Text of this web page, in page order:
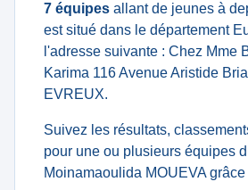
7 équipes allant de jeunes à
est situé dans le département
l'adresse suivante : Chez Mme
Karima 116 Avenue Aristide
EVREUX.
Suivez les résultats,
pour une ou plusieurs équipes
Moinamaoulida MOUEVA